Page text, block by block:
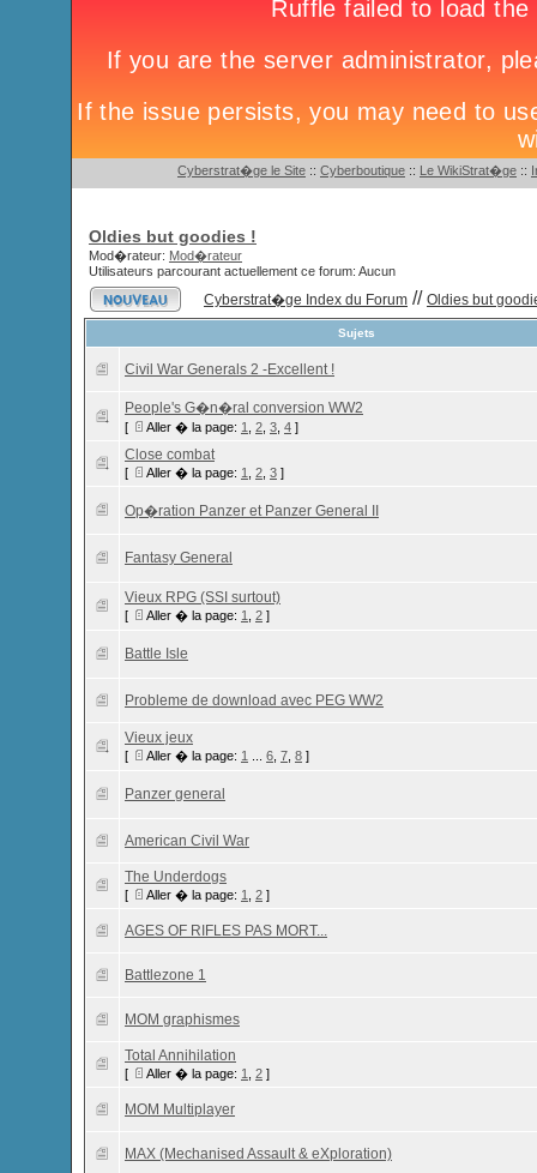
Cyberstrat�ge le Site :: Cyberboutique :: Le WikiStrat�ge ::
Oldies but goodies !
Mod�rateur: Mod�rateur
Utilisateurs parcourant actuellement ce forum: Aucun
Cyberstrat�ge Index du Forum // Oldies but
Sujets
Civil War Generals 2 -Excellent !
People's G�n�ral conversion WW2
[ Aller � la page: 1 2 3 4 ]
Close combat
[ Aller � la page: 1 2 3 ]
Op�ration Panzer et Panzer General II
Fantasy General
Vieux RPG (SSI surtout)
[ Aller � la page: 1 2 ]
Battle Isle
Probleme de download avec PEG WW2
Vieux jeux
[ Aller � la page: 1 6 7 8 ]
Panzer general
American Civil War
The Underdogs
[ Aller � la page: 1 2 ]
AGES OF RIFLES PAS MORT...
Battlezone 1
MOM graphismes
Total Annihilation
[ Aller � la page: 1 2 ]
MOM Multiplayer
MAX (Mechanised Assault & eXploration)